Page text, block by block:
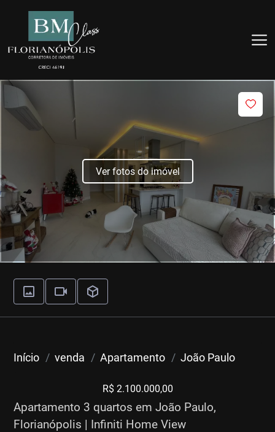
Ver fotos do imóvel
Início venda Apartamento João Paulo
R$ 2.100.000,00
Apartamento 3 quartos em João Paulo,
Florianópolis | Infiniti Home View